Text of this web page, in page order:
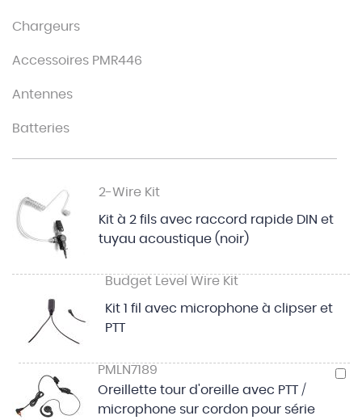
Chargeurs
Accessoires PMR446
Antennes
Batteries
2-Wire Kit
Kit à 2 fils avec raccord rapide DIN et
tuyau acoustique (noir)
Budget Level Wire Kit
Kit 1 fil avec microphone à clipser et
PTT
PMLN7189
Oreillette tour d'oreille avec PTT /
microphone sur cordon pour série